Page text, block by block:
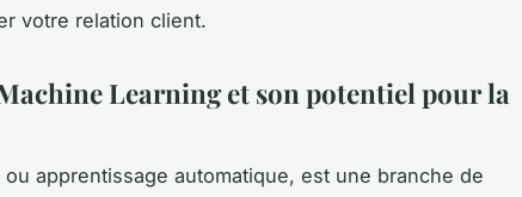
votre relation client.
Learning et son potentiel pour la
apprentissage automatique, est une branche de